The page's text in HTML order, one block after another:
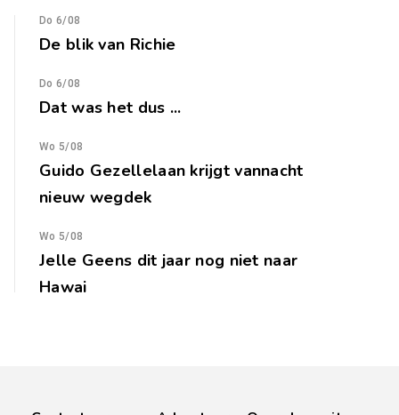
Do 6/08
De blik van Richie
Do 6/08
Dat was het dus ...
Wo 5/08
Guido Gezellelaan krijgt vannacht
nieuw wegdek
Wo 5/08
Jelle Geens dit jaar nog niet naar
Hawai